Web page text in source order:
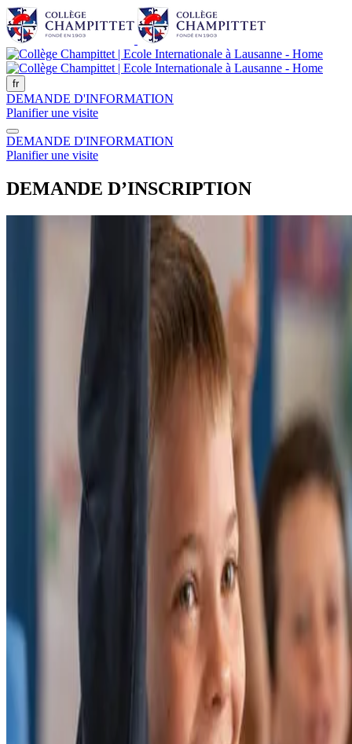
fr
DEMANDE D'INFORMATION
Planifier une visite
DEMANDE D'INFORMATION
Planifier une visite
DEMANDE D’INSCRIPTION